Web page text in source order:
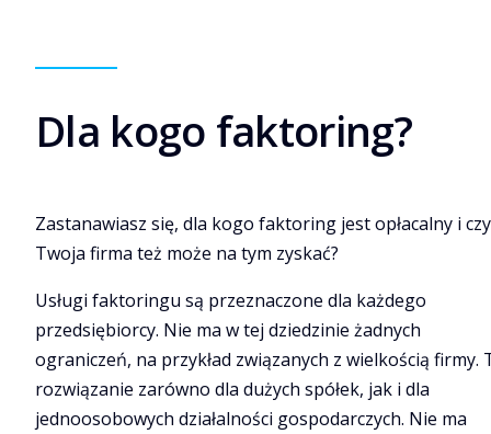
Dla kogo faktoring?
Zastanawiasz się, dla kogo faktoring jest opłacalny i czy
Twoja firma też może na tym zyskać?
Usługi faktoringu są przeznaczone dla każdego
przedsiębiorcy. Nie ma w tej dziedzinie żadnych
ograniczeń, na przykład związanych z wielkością firmy.
rozwiązanie zarówno dla dużych spółek, jak i dla
jednoosobowych działalności gospodarczych. Nie ma